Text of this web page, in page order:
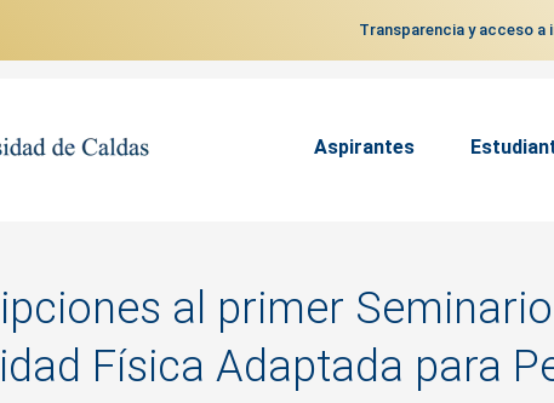
Transparencia y acceso
Aspirantes
al primer
Física Adaptada para